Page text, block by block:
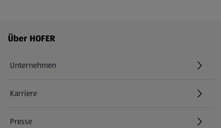
Fußzeilenmenü - weitere Links
Über HOFER
Unternehmen
Karriere
(öffnet in einem neuen Tab)
Presse